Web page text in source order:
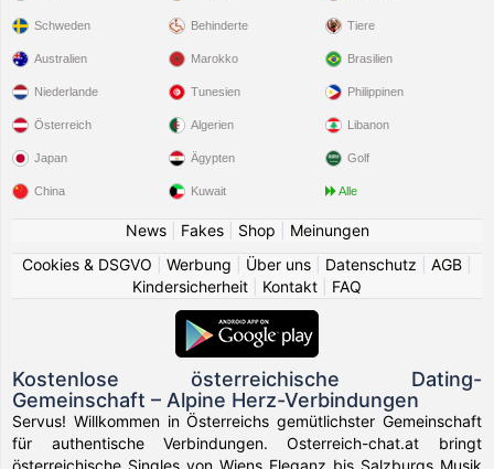
Schweden Behinderte Tiere
Australien
Niederlande
Österreich
Japan
China
Marokko
Tunesien
Algerien
Ägypten
Kuwait
Brasilien
Philippinen
Libanon
Golf
Alle
News| Fakes| Shop
Meinungen
Cookies & DSGVO
Werbung Über uns Datenschutz AGB
Kindersicherheit
Kontakt FAQ
Kostenlose österreichische Dating-
Gemeinschaft – Alpine Herz-Verbindungen
Servus! Willkommen in Österreichs gemütlichster Gemeinschaft
für authentische Verbindungen. Osterreich-chat.at bringt
österreichische Singles von Wiens Eleganz bis Salzburgs Musik